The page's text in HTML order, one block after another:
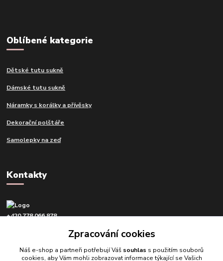
Oblíbené kategorie
Dětské tutu sukně
Dámské tutu sukně
Náramky s korálky a přívěsky
Dekorační polštáře
Samolepky na zeď
Kontakty
+420 778 066 878
Zpracování cookies
Náš e-shop a partneři potřebují Váš souhlas s použitím souborů
cookies, aby Vám mohli zobrazovat informace týkající se Vašich